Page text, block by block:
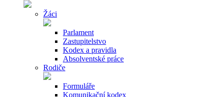
Žáci
Parlament
Zastupitelstvo
Kodex a pravidla
Absolventské práce
Rodiče
Formuláře
Komunikační kodex